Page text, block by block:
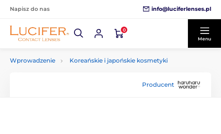
Napisz do nas info@luciferlenses.pl
0
Menu
Wprowadzenie Koreańskie i japońskie kosmetyki
Producent